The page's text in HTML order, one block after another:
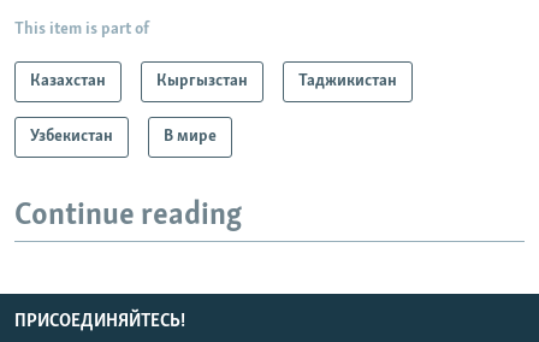
This item is part of
Казахстан Кыргызстан Таджикистан
Узбекистан В мире
Continue reading
ПРИСОЕДИНЯЙТЕСЬ!